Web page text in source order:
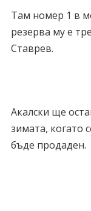
Там номер 1 в
резерва му е
Ставрев.
Акалски ще
зимата, когато
бъде продаден.